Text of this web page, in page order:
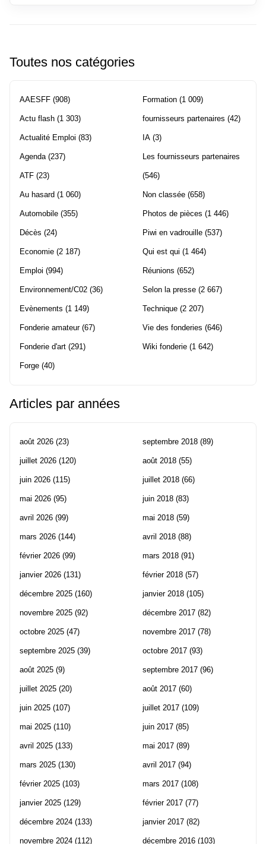
Toutes nos catégories
AAESFF (908)
Actu flash (1 303)
Actualité Emploi (83)
Agenda(237)
ATF (23)
Au hasard (1 060)
Automobile (355)
Décès (24)
Economie (2 187)
Emploi (994)
Environnement/C02 (36)
Evènements (1 149)
Fonderie amateur(67)
Fonderie d'art (291)
Forge (40)
Formation (1 009)
fournisseurs partenaires (42)
IA (3)
Les fournisseurs partenaires
(546)
Non classée (658)
Photos de pièces (1 446)
Piwi en vadrouille (537)
Qui est qui (1 464)
Réunions (652)
Selon la presse (2 667)
Technique (2 207)
Vie des fonderies (646)
Wiki fonderie (1 642)
Articles par années
août 2026 (23)
juillet 2026 (120)
juin 2026 (115)
mai 2026 (95)
avril 2026 (99)
mars 2026 (144)
février 2026 (99)
janvier 2026 (131)
décembre 2025 (160)
novembre 2025 (92)
octobre 2025 (47)
septembre 2025 (39)
août 2025 (9)
juillet 2025 (20)
juin 2025 (107)
mai 2025 (110)
avril 2025 (133)
mars 2025 (130)
février 2025 (103)
janvier 2025 (129)
décembre 2024 (133)
novembre 2024 (112)
septembre 2018 (89)
août 2018 (55)
juillet 2018 (66)
juin 2018 (83)
mai 2018 (59)
avril 2018 (88)
mars 2018 (91)
février 2018 (57)
janvier 2018 (105)
décembre 2017 (82)
novembre 2017 (78)
octobre 2017 (93)
septembre 2017 (96)
août 2017 (60)
juillet 2017 (109)
juin 2017 (85)
mai 2017 (89)
avril 2017 (94)
mars 2017 (108)
février 2017 (77)
janvier 2017 (82)
décembre 2016 (103)